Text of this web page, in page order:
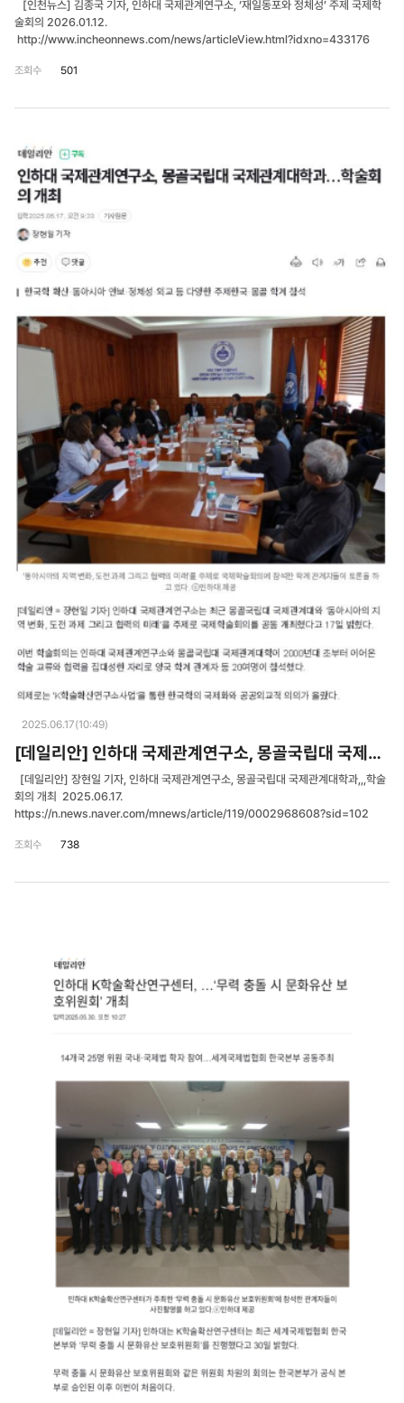
[인천뉴스] 김종국 기자, 인하대 국제관계연구소, ‘재일동포와 정체성’ 주제 국제학
술회의 2026.01.12.
http://www.incheonnews.com/news/articleView.html?idxno=433176
조회수 501
2025.06.17(10:49)
[데일리안] 인하대 국제관계연구소, 몽골국립대 국제관계대학과…학술회의 개최
[데일리안] 장현일 기자, 인하대 국제관계연구소, 몽골국립대 국제관계대학과,,,학술
회의 개최 2025.06.17.
https://n.news.naver.com/mnews/article/119/0002968608?sid=102
조회수 738